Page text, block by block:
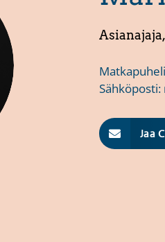
Sähköposti:
Jaa